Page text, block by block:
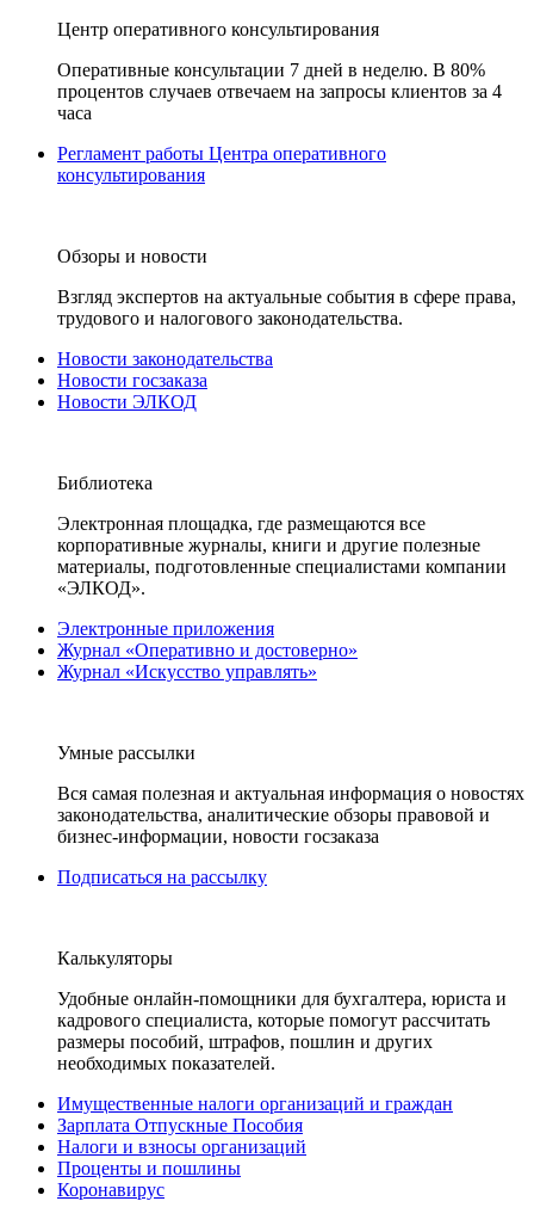
Центр оперативного консультирования
Оперативные консультации 7 дней в неделю. В 80%
процентов случаев отвечаем на запросы клиентов за 4
часа
Регламент работы Центра оперативного
консультирования
Обзоры и новости
Взгляд экспертов на актуальные события в сфере права,
трудового и налогового законодательства.
Новости законодательства
Новости госзаказа
Новости ЭЛКОД
Библиотека
Электронная площадка, где размещаются все
корпоративные журналы, книги и другие полезные
материалы, подготовленные специалистами компании
«ЭЛКОД».
Электронные приложения
Журнал «Оперативно и достоверно»
Журнал «Искусство управлять»
Умные рассылки
Вся самая полезная и актуальная информация о новостях
законодательства, аналитические обзоры правовой и
бизнес-информации, новости госзаказа
Подписаться на рассылку
Калькуляторы
Удобные онлайн-помощники для бухгалтера, юриста и
кадрового специалиста, которые помогут рассчитать
размеры пособий, штрафов, пошлин и других
необходимых показателей.
Имущественные налоги организаций и граждан
Зарплата Отпускные Пособия
Налоги и взносы организаций
Проценты и пошлины
Коронавирус